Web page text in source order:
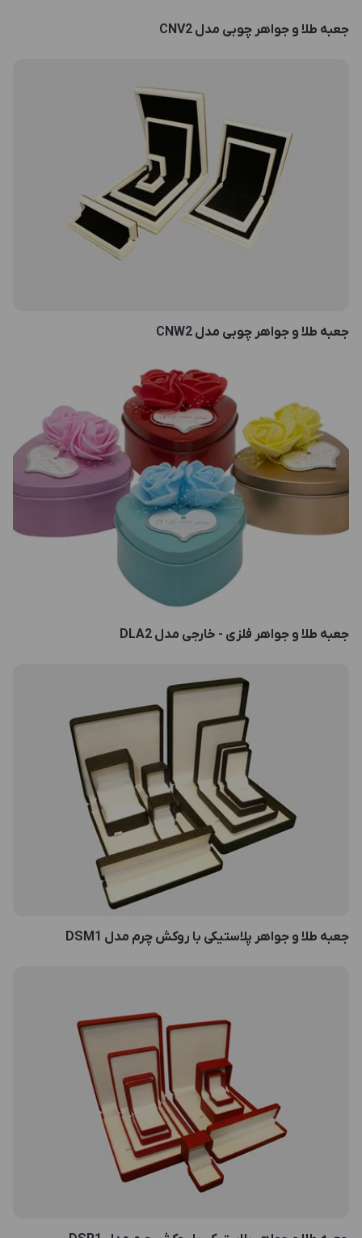
جعبه طلا و جواهر چوبی مدل CNV2
جعبه طلا و جواهر چوبی مدل CNW2
جعبه طلا و جواهر فلزی - خارجی مدل DLA2
جعبه طلا و جواهر پلاستیکی با روکش چرم مدل DSM1